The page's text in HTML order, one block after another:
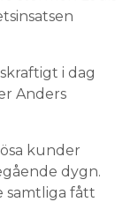
i dag
Anders
kunder
dygn.
samtliga fått